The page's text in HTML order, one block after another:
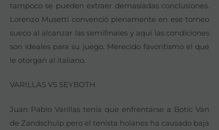
tampoco se pueden extraer demasiadas conclusiones.
Lorenzo Musetti convenció plenamente en ese torneo
sueco al alcanzar las semifinales y aquí las condiciones
son ideales para su juego. Merecido favoritismo el que
le otorgan al italiano.
VARILLAS VS SEYBOTH
Juan Pablo Varillas tenía que enfrentarse a Botic Van
de Zandschulp pero el tenista holanes ha causado baja